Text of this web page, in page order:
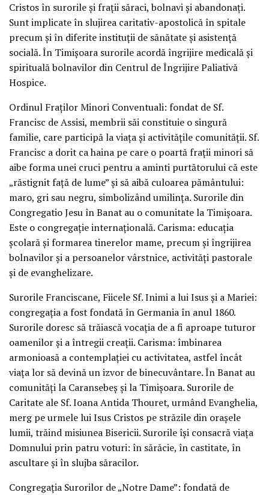
Cristos în surorile și frații săraci, bolnavi și abandonați.
Sunt implicate în slujirea caritativ-apostolică în spitale
precum și în diferite instituții de sănătate și asistență
socială. În Timișoara surorile acordă îngrijire medicală și
spirituală bolnavilor din Centrul de Îngrijire Paliativă
Hospice.
Ordinul Fraților Minori Conventuali: fondat de Sf.
Francisc de Assisi, membrii săi constituie o singură
familie, care participă la viața și activitățile comunității. Sf.
Francisc a dorit ca haina pe care o poartă frații minori să
aibe forma unei cruci pentru a aminti purtătorului că este
„răstignit față de lume” și să aibă culoarea pământului:
maro, gri sau negru, simbolizând umilința. Surorile din
Congregatio Jesu în Banat au o comunitate la Timișoara.
Este o congregație internațională. Carisma: educația
școlară și formarea tinerelor mame, precum și îngrijirea
bolnavilor și a persoanelor vârstnice, activități pastorale
și de evanghelizare.
Surorile Franciscane, Fiicele Sf. Inimi a lui Isus și a Mariei:
congregația a fost fondată în Germania în anul 1860.
Surorile doresc să trăiască vocația de a fi aproape tuturor
oamenilor și a întregii creații. Carisma: îmbinarea
armonioasă a contemplației cu activitatea, astfel încât
viața lor să devină un izvor de binecuvântare. În Banat au
comunități la Caransebeș și la Timișoara. Surorile de
Caritate ale Sf. Ioana Antida Thouret, urmând Evanghelia,
merg pe urmele lui Isus Cristos pe străzile din orașele
lumii, trăind misiunea Bisericii. Surorile își consacră viața
Domnului prin patru voturi: în sărăcie, în castitate, în
ascultare și în slujba săracilor.
Congregația Surorilor de „Notre Dame”: fondată de